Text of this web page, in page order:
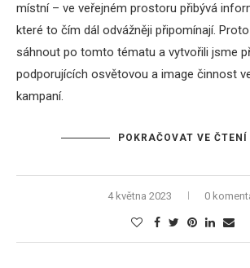
místní – ve veřejném prostoru přibývá
které to čím dál odvážněji připomínají.
sáhnout po tomto tématu a vytvořili jsme
podporujících osvětovou a image činnost
kampaní.
POKRAČOVAT VE ČTENÍ
4 května 2023 0